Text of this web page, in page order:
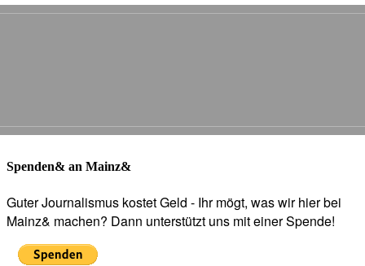
Spenden& an Mainz&
Guter Journalismus kostet Geld - Ihr mögt, was wir hier bei
Mainz& machen? Dann unterstützt uns mit einer Spende!